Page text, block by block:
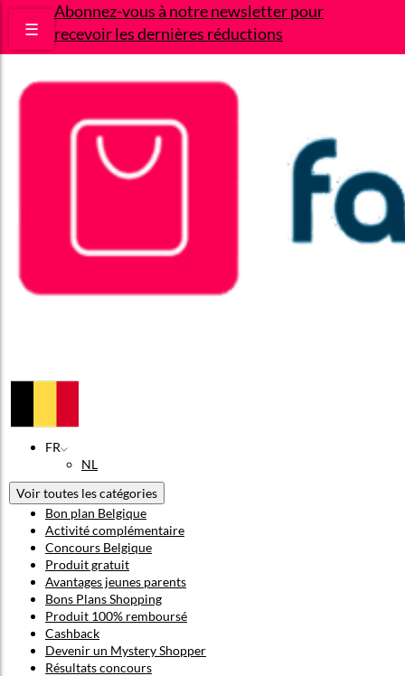
Abonnez-vous à notre newsletter pour
recevoir les dernières réductions
☰
FR
NL
Voir toutes les catégories
Bon plan Belgique
Activité complémentaire
Concours Belgique
Produit gratuit
Avantages jeunes parents
Bons Plans Shopping
Produit 100% remboursé
Cashback
Devenir un Mystery Shopper
Résultats concours